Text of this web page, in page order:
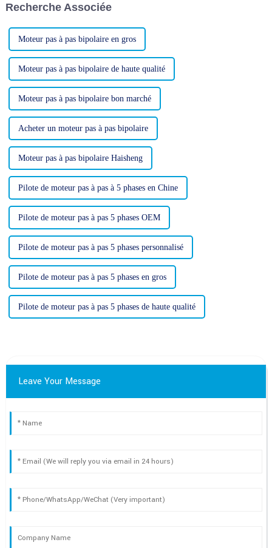
Recherche Associée
Moteur pas à pas bipolaire en gros
Moteur pas à pas bipolaire de haute qualité
Moteur pas à pas bipolaire bon marché
Acheter un moteur pas à pas bipolaire
Moteur pas à pas bipolaire Haisheng
Pilote de moteur pas à pas à 5 phases en Chine
Pilote de moteur pas à pas 5 phases OEM
Pilote de moteur pas à pas 5 phases personnalisé
Pilote de moteur pas à pas 5 phases en gros
Pilote de moteur pas à pas 5 phases de haute qualité
Leave Your Message